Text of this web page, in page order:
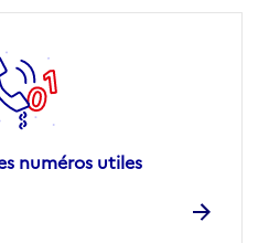
numéros utiles